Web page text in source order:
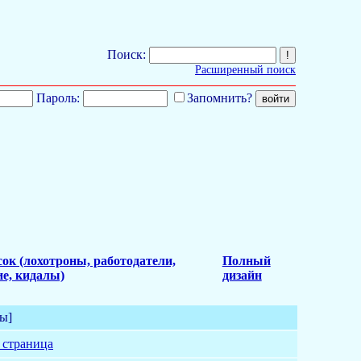
Поиск:
Расширенный поиск
Пароль: Запомнить?
(лохотроны, работодатели,
кидалы)
Полный
дизайн